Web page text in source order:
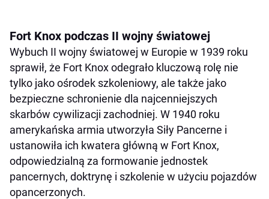
Fort Knox podczas II wojny światowej
Wybuch II wojny światowej w Europie w 1939 roku
sprawił, że Fort Knox odegrało kluczową rolę nie
tylko jako ośrodek szkoleniowy, ale także jako
bezpieczne schronienie dla najcenniejszych
skarbów cywilizacji zachodniej. W 1940 roku
amerykańska armia utworzyła Siły Pancerne i
ustanowiła ich kwatera główną w Fort Knox,
odpowiedzialną za formowanie jednostek
pancernych, doktrynę i szkolenie w użyciu pojazdów
opancerzonych.